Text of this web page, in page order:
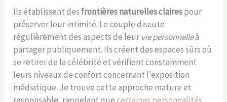
Ils établissent des frontières naturelles clairespour
préserver leur intimité. Le couple discute
régulièrement des aspects de leurvie personnelleà
partager publiquement. Ils créent des espaces sûrs où
se retirer de la célébrité et vérifient constamment
leurs niveaux de confort concernant l’exposition
médiatique. Je trouve cette approche mature et